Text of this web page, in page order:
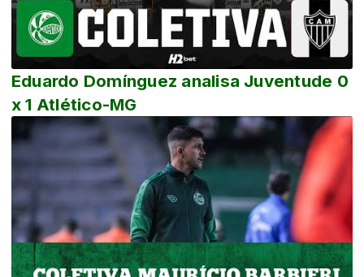
Eduardo Domínguez analisa Juventude 0
x 1 Atlético-MG